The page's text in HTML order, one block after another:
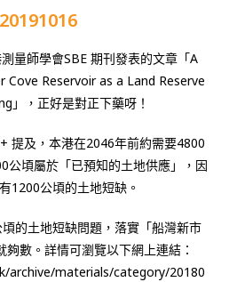
20191016
量師學會SBE 期刊發表的文章「A
Cove Reservoir as a Land Reserve
」，正好是對正下藥呀！
提及，本港在2046年前約需要4800
公頃屬於「已預知的土地供應」，因
1200公頃的土地短缺。
的土地短缺問題，落實「船灣新市
數。詳情可瀏覽以下網上連結：
archive/materials/category/20180